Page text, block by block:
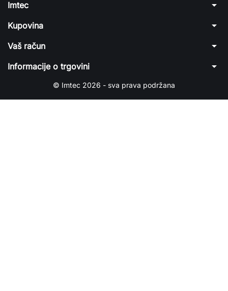
Imtec arrow_drop_down
Kupovina arrow_drop_down
Vaš račun arrow_drop_down
Informacije o trgovini arrow_drop_down
© Imtec 2026 - sva prava podržana